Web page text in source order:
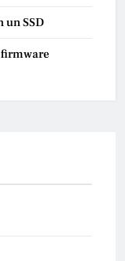
un SSD
firmware